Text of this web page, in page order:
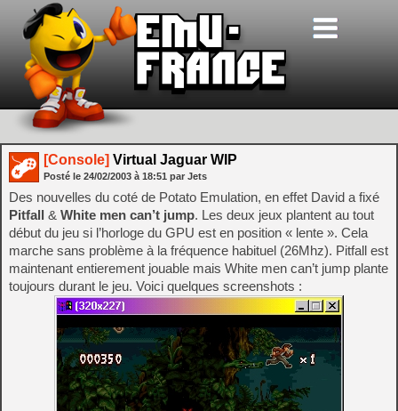
[Console] Virtual Jaguar WIP
Posté le 24/02/2003 à 18:51 par Jets
Des nouvelles du coté de Potato Emulation, en effet David a fixé
Pitfall & White men can’t jump. Les deux jeux plantent au tout
début du jeu si l’horloge du GPU est en position « lente ». Cela
marche sans problème à la fréquence habituel (26Mhz). Pitfall est
maintenant entierement jouable mais White men can’t jump plante
toujours durant le jeu. Voici quelques screenshots :